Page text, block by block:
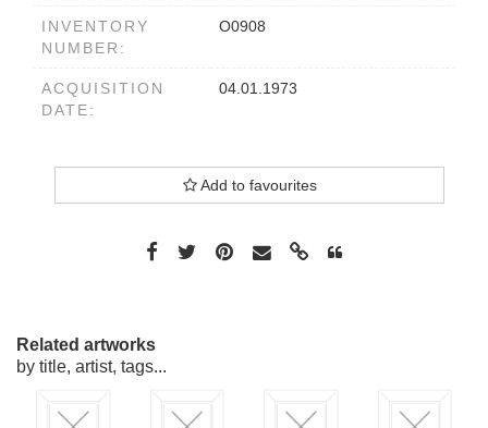
INVENTORY
NUMBER:
O0908
ACQUISITION
DATE:
04.01.1973
Add to favourites
Related artworks
by title, artist, tags...